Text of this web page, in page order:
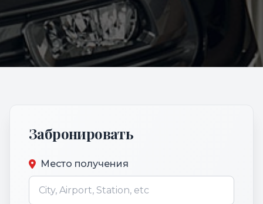
Забронировать
Место получения